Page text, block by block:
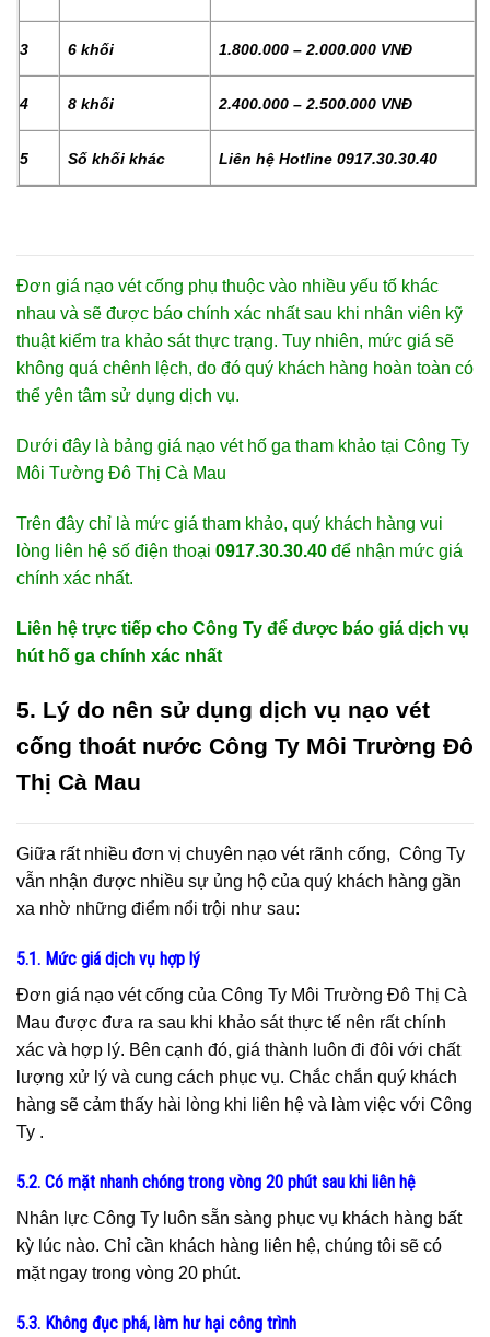
3 6 khối 1.800.000 – 2.000.000 VNĐ
4 8 khối 2.400.000 – 2.500.000 VNĐ
5 Số khối khác Liên hệ Hotline 0917.30.30.40
Đơn giá nạo vét cống phụ thuộc vào nhiều yếu tố khác
nhau và sẽ được báo chính xác nhất sau khi nhân viên kỹ
thuật kiểm tra khảo sát thực trạng. Tuy nhiên, mức giá sẽ
không quá chênh lệch, do đó quý khách hàng hoàn toàn có
thể yên tâm sử dụng dịch vụ.
Dưới đây là bảng giá nạo vét hố ga tham khảo tại Công Ty
Môi Tường Đô Thị Cà Mau
Trên đây chỉ là mức giá tham khảo, quý khách hàng vui
lòng liên hệ số điện thoại 0917.30.30.40 để nhận mức giá
chính xác nhất.
Liên hệ trực tiếp cho Công Ty để được báo giá dịch vụ
hút hố ga chính xác nhất
5. Lý do nên sử dụng dịch vụ nạo vét
cống thoát nước Công Ty Môi Trường Đô
Thị Cà Mau
Giữa rất nhiều đơn vị chuyên nạo vét rãnh cống, Công Ty
vẫn nhận được nhiều sự ủng hộ của quý khách hàng gần
xa nhờ những điểm nổi trội như sau:
5.1. Mức giá dịch vụ hợp lý
Đơn giá nạo vét cống của Công Ty Môi Trường Đô Thị Cà
Mau được đưa ra sau khi khảo sát thực tế nên rất chính
xác và hợp lý. Bên cạnh đó, giá thành luôn đi đôi với chất
lượng xử lý và cung cách phục vụ. Chắc chắn quý khách
hàng sẽ cảm thấy hài lòng khi liên hệ và làm việc với Công
Ty .
5.2. Có mặt nhanh chóng trong vòng 20 phút sau khi liên hệ
Nhân lực Công Ty luôn sẵn sàng phục vụ khách hàng bất
kỳ lúc nào. Chỉ cần khách hàng liên hệ, chúng tôi sẽ có
mặt ngay trong vòng 20 phút.
5.3. Không đục phá, làm hư hại công trình